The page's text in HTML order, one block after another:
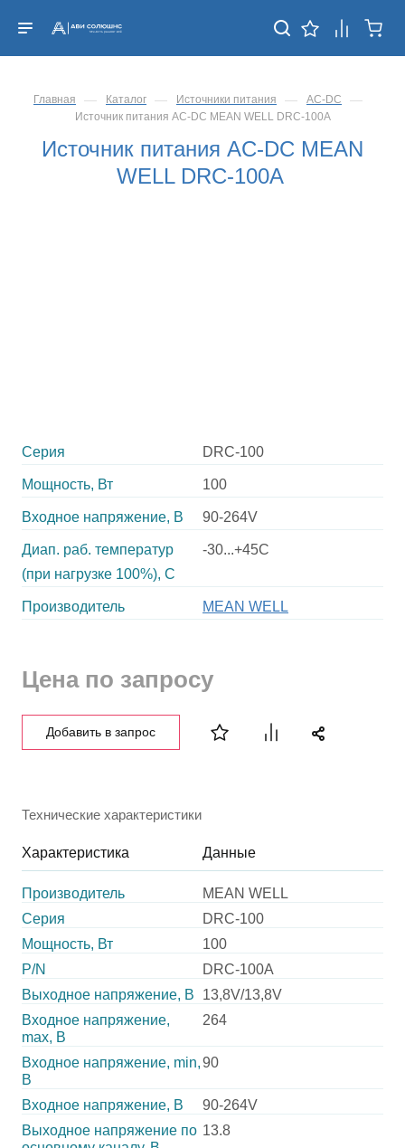
Главная — Каталог — Источники питания — AC-DC —
Источник питания AC-DC MEAN WELL DRC-100A
Источник питания AC-DC MEAN
WELL DRC-100A
Серия DRC-100
Мощность, Вт 100
Входное напряжение, В 90-264V
Диап. раб. температур
(при нагрузке 100%), C
-30...+45C
Производитель MEAN WELL
Цена по запросу
Добавить в запрос
Технические характеристики
Характеристика Данные
Производитель
MEAN WELL
Серия
DRC-100
Мощность, Вт
100
P/N
DRC-100A
Выходное напряжение, В
13,8V/13,8V
Входное напряжение,
max, В
264
Входное напряжение, min,
В
90
Входное напряжение, В
90-264V
Выходное напряжение по 13.8